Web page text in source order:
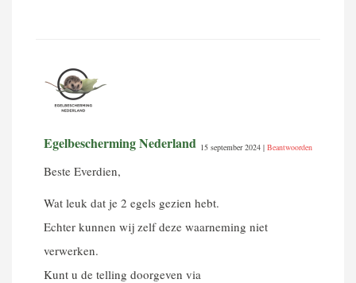
Egelbescherming Nederland 15 september 2024 | Beantwoorden
Beste Everdien,
Wat leuk dat je 2 egels gezien hebt.
Echter kunnen wij zelf deze waarneming niet
verwerken.
Kunt u de telling doorgeven via